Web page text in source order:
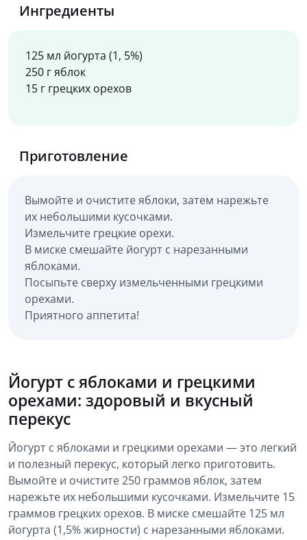
Ингредиенты
125 мл йогурта (1, 5%)
250 г яблок
15 г грецких орехов
Приготовление
Вымойте и очистите яблоки, затем нарежьте
их небольшими кусочками.
Измельчите грецкие орехи.
В миске смешайте йогурт с нарезанными
яблоками.
Посыпьте сверху измельченными грецкими
орехами.
Приятного аппетита!
Йогурт с яблоками и грецкими
орехами: здоровый и вкусный
перекус
Йогурт с яблоками и грецкими орехами — это легкий
и полезный перекус, который легко приготовить.
Вымойте и очистите 250 граммов яблок, затем
нарежьте их небольшими кусочками. Измельчите 15
граммов грецких орехов. В миске смешайте 125 мл
йогурта (1,5% жирности) с нарезанными яблоками.